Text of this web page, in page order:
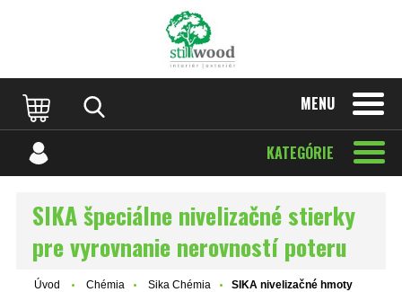
MENU
KATEGÓRIE
SIKA špeciálne nivelizačné stierky
pre vyrovnanie nerovností poteru
Úvod Chémia Sika Chémia SIKA nivelizačné hmoty